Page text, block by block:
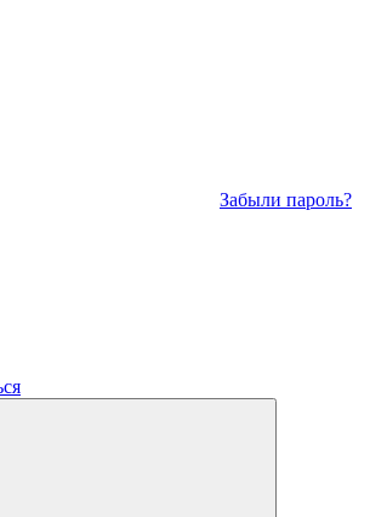
Забыли пароль?